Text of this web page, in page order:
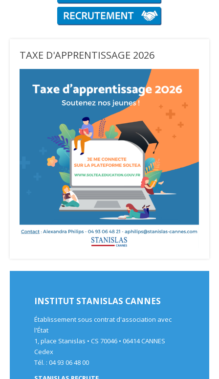
TAXE D'APPRENTISSAGE 2026
INSTITUT STANISLAS CANNES
Établissement sous contrat d'association avec
l'État
1, place Stanislas • CS 70046 • 06414 CANNES
Cedex
Tél. : 04 93 06 48 00